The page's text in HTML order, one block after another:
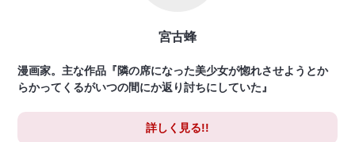
宮古蜂
漫画家。主な作品『隣の席になった美少女が惚れさせようとか
らかってくるがいつの間にか返り討ちにしていた』
詳しく見る!!